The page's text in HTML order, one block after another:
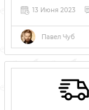
13 Июня 2023
Павел Чуб